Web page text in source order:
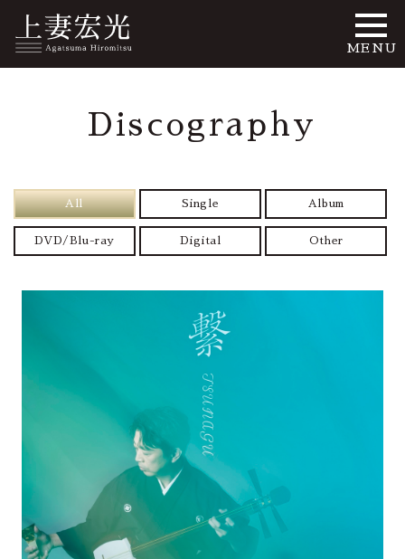
MENU
Discography
All Single Album
DVD/Blu-ray Digital Other